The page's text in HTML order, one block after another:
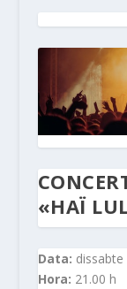
«HAÏ
Data: dissabte
Hora: 21.00 h